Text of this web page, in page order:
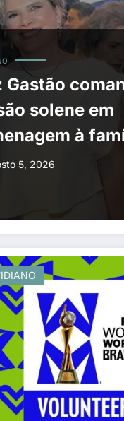
Gastão
solene em
à
feira
5, 2026